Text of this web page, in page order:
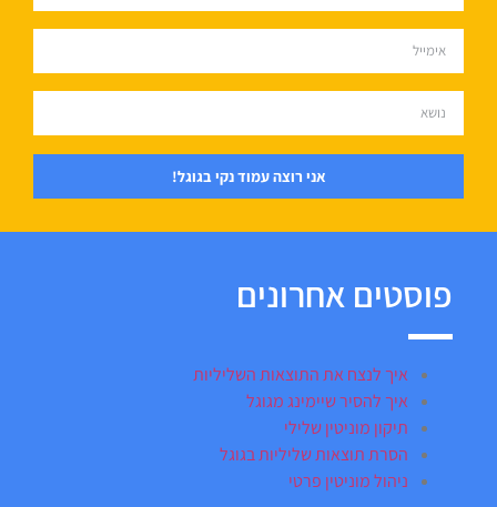
אני רוצה עמוד נקי בגוגל!
פוסטים אחרונים
איך לנצח את התוצאות השליליות
איך להסיר שיימינג מגוגל
תיקון מוניטין שלילי
הסרת תוצאות שליליות בגוגל
ניהול מוניטין פרטי